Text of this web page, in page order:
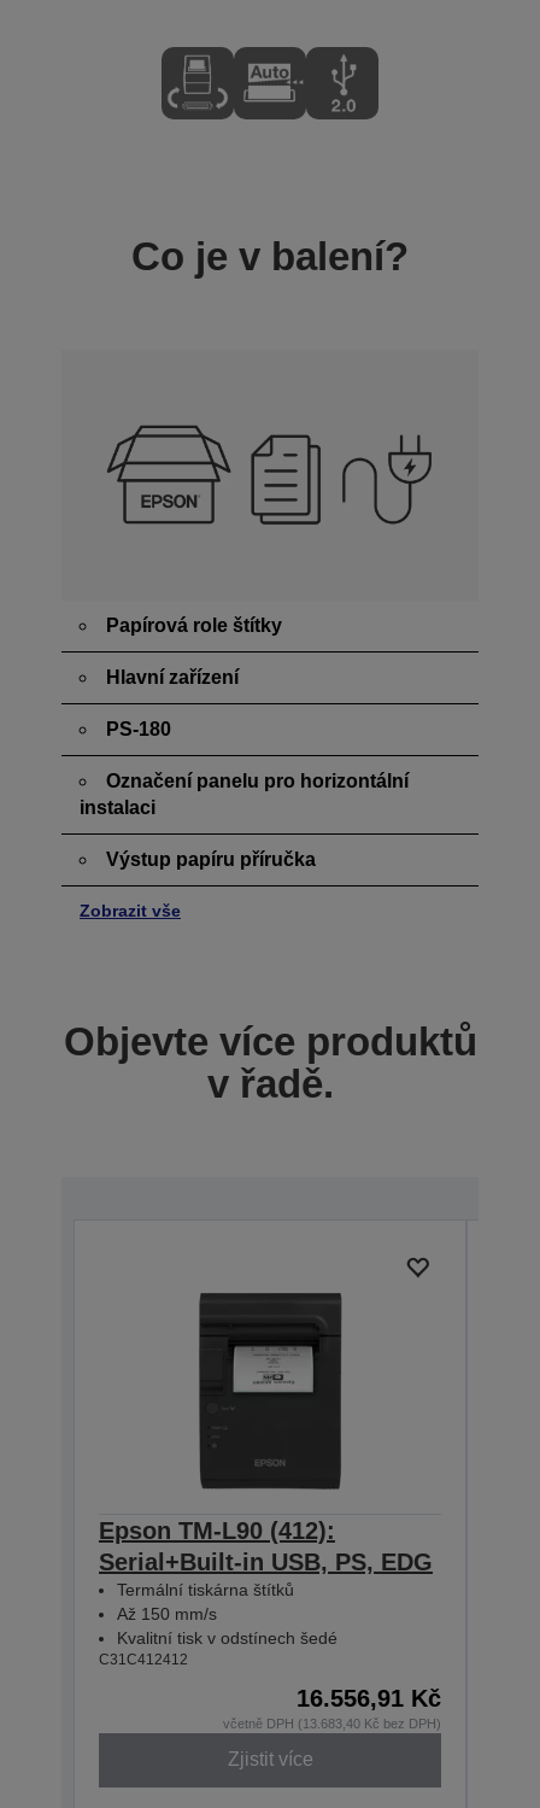
Co je v balení?
Papírová role štítky
Hlavní zařízení
PS-180
Označení panelu pro horizontální
instalaci
Výstup papíru příručka
Zobrazit vše
Objevte více produktů
v řadě.
Epson TM-L90 (412):
Serial+Built-in USB, PS, EDG
Termální tiskárna štítků
Až 150 mm/s
Kvalitní tisk v odstínech šedé
C31C412412
16.556,91 Kč
včetně DPH (13.683,40 Kč bez DPH)
Zjistit více